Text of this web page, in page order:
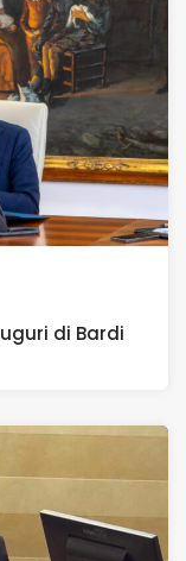
di Bardi